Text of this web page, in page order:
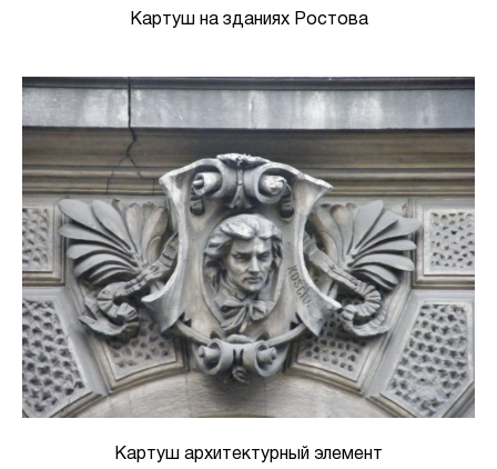
Картуш на зданиях Ростова
Картуш архитектурный элемент